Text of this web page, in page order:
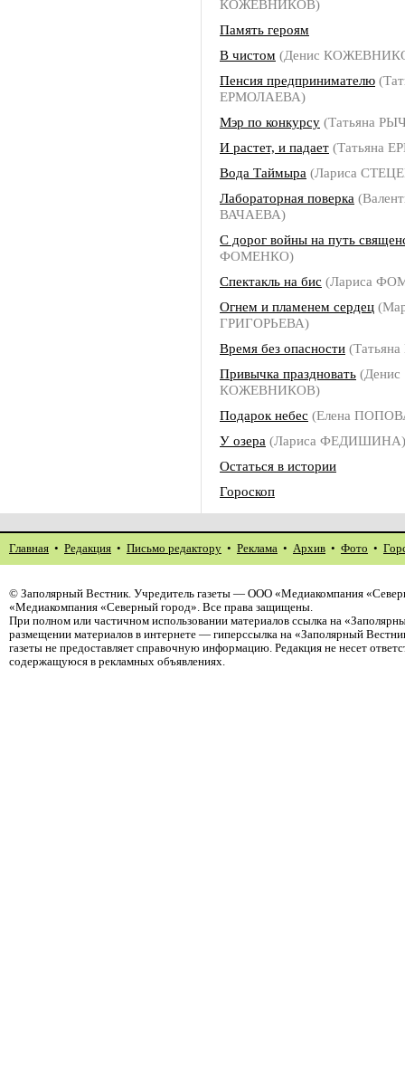
КОЖЕВНИКОВ)
Память героям
В чистом (Денис
Пенсия предпринимателю
ЕРМОЛАЕВА)
Мэр по конкурсу (Татьяна
И растет, и падает (Татьяна
Вода Таймыра (Лариса
Лабораторная поверка
ВАЧАЕВА)
С дорог войны на путь
ФОМЕНКО)
Спектакль на бис (Лариса
Огнем и пламенем сердец
ГРИГОРЬЕВА)
Время без опасности
Привычка праздновать (Денис
КОЖЕВНИКОВ)
Подарок небес (Елена
У озера (Лариса ФЕДИШИНА)
Остаться в истории
Гороскоп
Главная • Редакция • Письмо редактору • Реклама • Архив • Фото •
© Заполярный Вестник. Учредитель газеты — ООО «Медиакомпания
«Медиакомпания «Северный город». Все права защищены.
При полном или частичном использовании материалов ссылка на
размещении материалов в интернете — гиперссылка на «Заполярный
газеты не предоставляет справочную информацию. Редакция не несет
содержащуюся в рекламных объявлениях.